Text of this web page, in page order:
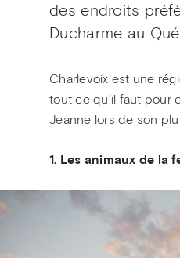
des endroits
Ducharme au
Charlevoix est une
tout ce qu’il faut pour
Jeanne lors de son
1. Les animaux de la